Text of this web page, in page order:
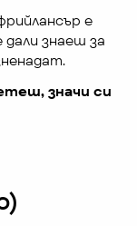
е
знаеш за
значи си